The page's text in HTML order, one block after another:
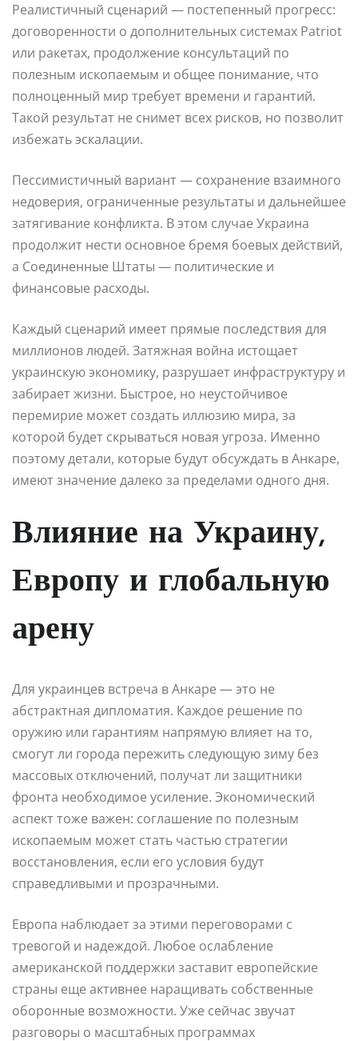
Реалистичный сценарий — постепенный прогресс:
договоренности о дополнительных системах Patriot
или ракетах, продолжение консультаций по
полезным ископаемым и общее понимание, что
полноценный мир требует времени и гарантий.
Такой результат не снимет всех рисков, но позволит
избежать эскалации.
Пессимистичный вариант — сохранение взаимного
недоверия, ограниченные результаты и дальнейшее
затягивание конфликта. В этом случае Украина
продолжит нести основное бремя боевых действий,
а Соединенные Штаты — политические и
финансовые расходы.
Каждый сценарий имеет прямые последствия для
миллионов людей. Затяжная война истощает
украинскую экономику, разрушает инфраструктуру и
забирает жизни. Быстрое, но неустойчивое
перемирие может создать иллюзию мира, за
которой будет скрываться новая угроза. Именно
поэтому детали, которые будут обсуждать в Анкаре,
имеют значение далеко за пределами одного дня.
Влияние на Украину,
Европу и глобальную
арену
Для украинцев встреча в Анкаре — это не
абстрактная дипломатия. Каждое решение по
оружию или гарантиям напрямую влияет на то,
смогут ли города пережить следующую зиму без
массовых отключений, получат ли защитники
фронта необходимое усиление. Экономический
аспект тоже важен: соглашение по полезным
ископаемым может стать частью стратегии
восстановления, если его условия будут
справедливыми и прозрачными.
Европа наблюдает за этими переговорами с
тревогой и надеждой. Любое ослабление
американской поддержки заставит европейские
страны еще активнее наращивать собственные
оборонные возможности. Уже сейчас звучат
разговоры о масштабных программах